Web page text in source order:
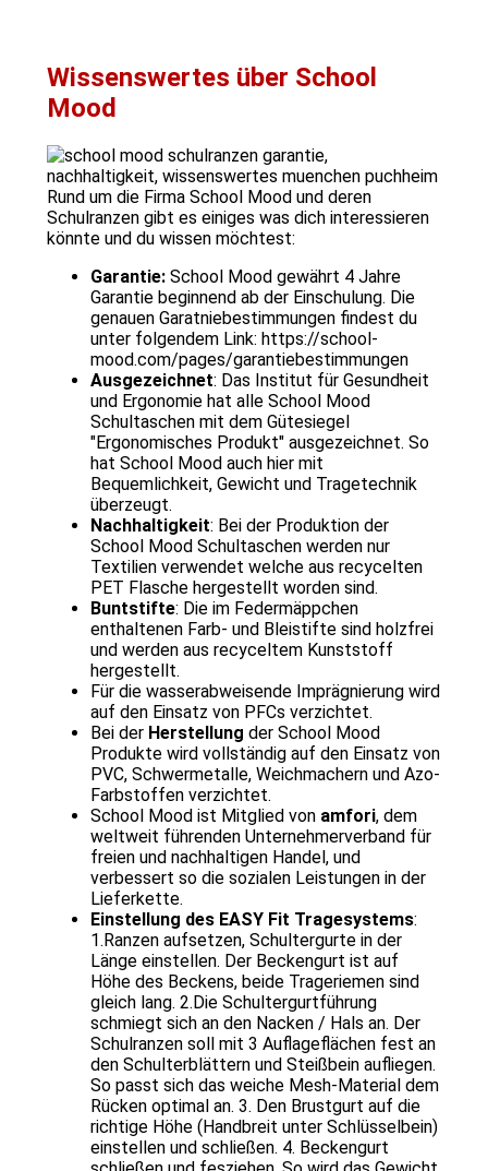
Wissenswertes über School
Mood
Rund um die Firma School Mood und deren
Schulranzen gibt es einiges was dich interessieren
könnte und du wissen möchtest:
Garantie: School Mood gewährt 4 Jahre
Garantie beginnend ab der Einschulung. Die
genauen Garatniebestimmungen findest du
unter folgendem Link: https://school-
mood.com/pages/garantiebestimmungen
Ausgezeichnet: Das Institut für Gesundheit
und Ergonomie hat alle School Mood
Schultaschen mit dem Gütesiegel
"Ergonomisches Produkt" ausgezeichnet. So
hat School Mood auch hier mit
Bequemlichkeit, Gewicht und Tragetechnik
überzeugt.
Nachhaltigkeit: Bei der Produktion der
School Mood Schultaschen werden nur
Textilien verwendet welche aus recycelten
PET Flasche hergestellt worden sind.
Buntstifte: Die im Federmäppchen
enthaltenen Farb- und Bleistifte sind holzfrei
und werden aus recyceltem Kunststoff
hergestellt.
Für die wasserabweisende Imprägnierung wird
auf den Einsatz von PFCs verzichtet.
Bei der Herstellung der School Mood
Produkte wird vollständig auf den Einsatz von
PVC, Schwermetalle, Weichmachern und Azo-
Farbstoffen verzichtet.
School Mood ist Mitglied von amfori, dem
weltweit führenden Unternehmerverband für
freien und nachhaltigen Handel, und
verbessert so die sozialen Leistungen in der
Lieferkette.
Einstellung des EASY Fit Tragesystems:
1.Ranzen aufsetzen, Schultergurte in der
Länge einstellen. Der Beckengurt ist auf
Höhe des Beckens, beide Trageriemen sind
gleich lang. 2.Die Schultergurtführung
schmiegt sich an den Nacken / Hals an. Der
Schulranzen soll mit 3 Auflageflächen fest an
den Schulterblättern und Steißbein aufliegen.
So passt sich das weiche Mesh-Material dem
Rücken optimal an. 3. Den Brustgurt auf die
richtige Höhe (Handbreit unter Schlüsselbein)
einstellen und schließen. 4. Beckengurt